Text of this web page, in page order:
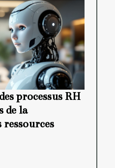
processus RH
de la